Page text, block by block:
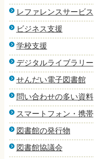
レファレンスサービス
ビジネス支援
学校支援
デジタルライブラリー
せんだい電子図書館
問い合わせの多い資料
スマートフォン・携帯
図書館の発行物
図書館協議会